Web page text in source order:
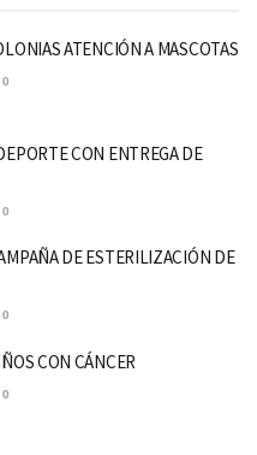
ATENCIÓN A MASCOTAS
0
CON ENTREGA DE
0
DE ESTERILIZACIÓN DE
0
CON CÁNCER
0